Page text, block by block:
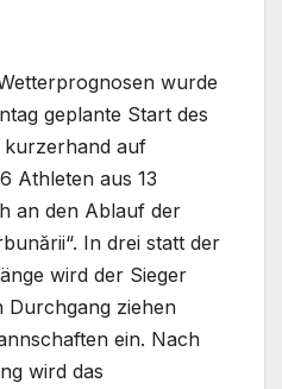
wurde
geplante Start des
kurzerhand auf
Athleten aus 13
an den Ablauf der
In drei statt der
wird der Sieger
Durchgang ziehen
ein. Nach
wird das